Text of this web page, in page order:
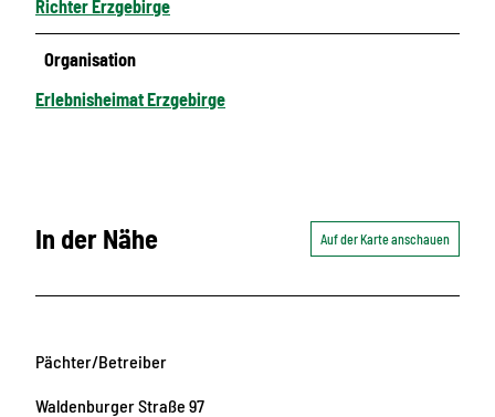
Richter Erzgebirge
Organisation
Erlebnisheimat Erzgebirge
In der Nähe Auf der Karte anschauen
Pächter/Betreiber
Waldenburger Straße 97